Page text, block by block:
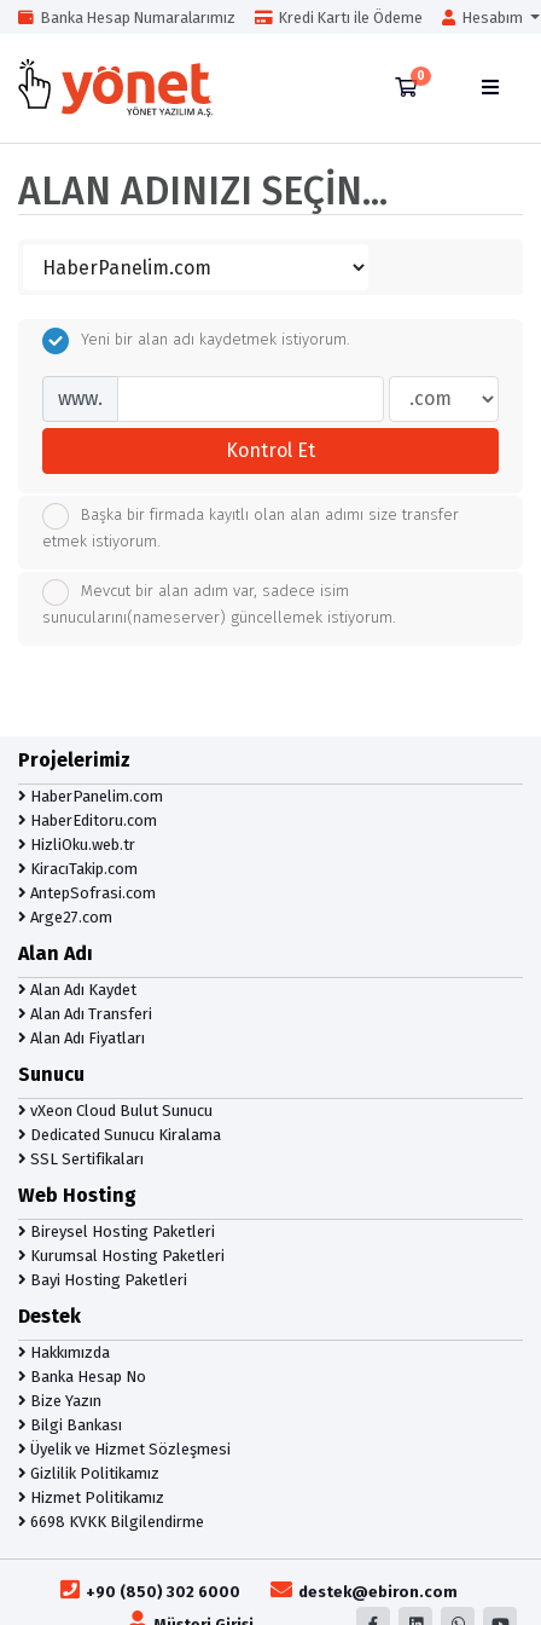
Banka Hesap Numaralarımız Kredi Kartı ile Ödeme Hesabım
0
Sepet
ALAN ADINIZI SEÇIN...
Yeni bir alan adı kaydetmek istiyorum.
www.
Kontrol Et
Başka bir firmada kayıtlı olan alan adımı size transfer
etmek istiyorum.
Mevcut bir alan adım var, sadece isim
sunucularını(nameserver) güncellemek istiyorum.
Projelerimiz
HaberPanelim.com
HaberEditoru.com
HizliOku.web.tr
KiracıTakip.com
AntepSofrasi.com
Arge27.com
Alan Adı
Alan Adı Kaydet
Alan Adı Transferi
Alan Adı Fiyatları
Sunucu
vXeon Cloud Bulut Sunucu
Dedicated Sunucu Kiralama
SSL Sertifikaları
Web Hosting
Bireysel Hosting Paketleri
Kurumsal Hosting Paketleri
Bayi Hosting Paketleri
Destek
Hakkımızda
Banka Hesap No
Bize Yazın
Bilgi Bankası
Üyelik ve Hizmet Sözleşmesi
Gizlilik Politikamız
Hizmet Politikamız
6698 KVKK Bilgilendirme
+90 (850) 302 6000
destek@ebiron.com